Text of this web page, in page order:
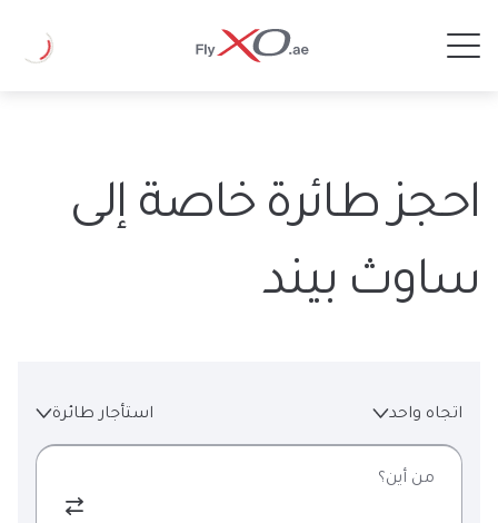
Loading
احجز طائرة خاصة إلى
ساوث بيند
اتجاه واحد استأجار طائرة
من أين؟